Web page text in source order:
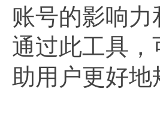
账号的影响
通过此工具
助用户更好